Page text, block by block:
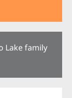
Lake family